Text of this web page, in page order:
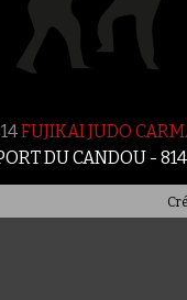
FUJIKAI JUDO
DU CANDOU -